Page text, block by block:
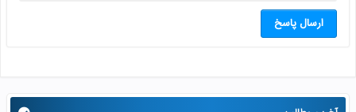
ارسال پاسخ